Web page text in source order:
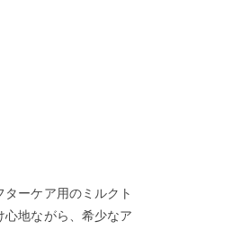
ーケア用のミルクト
心地ながら、希少なア